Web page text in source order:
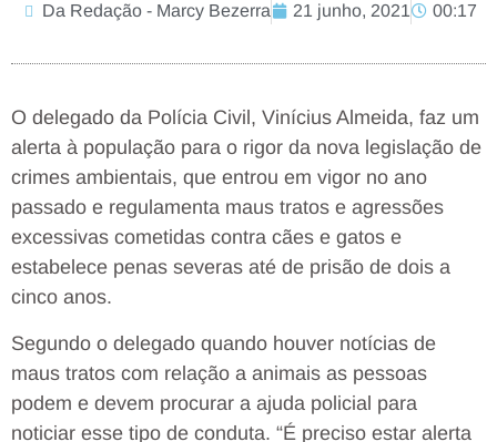
Da Redação - Marcy Bezerra 21 junho, 2021 00:17
O delegado da Polícia Civil, Vinícius Almeida, faz um
alerta à população para o rigor da nova legislação de
crimes ambientais, que entrou em vigor no ano
passado e regulamenta maus tratos e agressões
excessivas cometidas contra cães e gatos e
estabelece penas severas até de prisão de dois a
cinco anos.
Segundo o delegado quando houver notícias de
maus tratos com relação a animais as pessoas
podem e devem procurar a ajuda policial para
noticiar esse tipo de conduta. “É preciso estar alerta